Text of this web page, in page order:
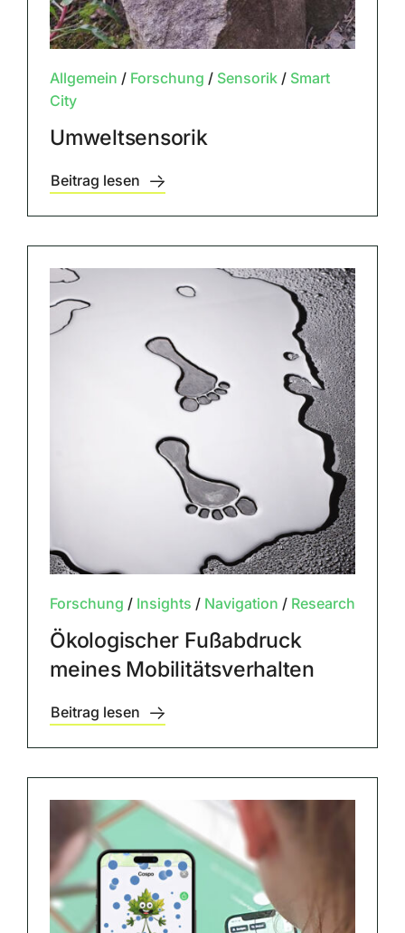
Allgemein / Forschung / Sensorik/ Smart
City
Umweltsensorik
Beitrag lesen
Forschung / Insights / Navigation / Research
Ökologischer Fußabdruck
meines Mobilitätsverhalten
Beitrag lesen